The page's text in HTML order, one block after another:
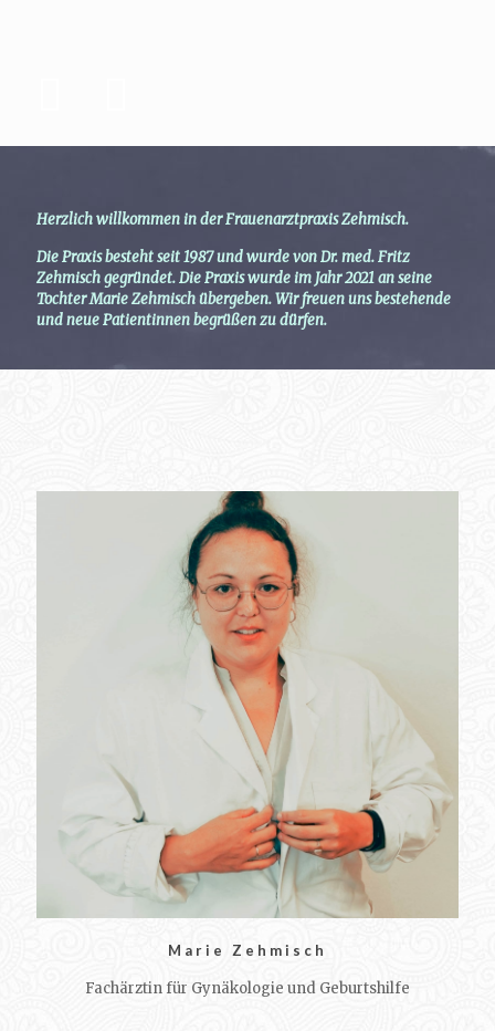
Herzlich willkommen in der Frauenarztpraxis Zehmisch.
Die Praxis besteht seit 1987 und wurde von Dr. med. Fritz
Zehmisch gegründet. Die Praxis wurde im Jahr 2021 an seine
Tochter Marie Zehmisch übergeben. Wir freuen uns bestehende
und neue Patientinnen begrüßen zu dürfen.
Marie Zehmisch
Fachärztin für Gynäkologie und Geburtshilfe